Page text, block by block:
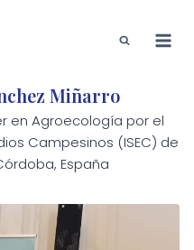
Miñarro
en Agroecología por el
Campesinos (ISEC) de
España